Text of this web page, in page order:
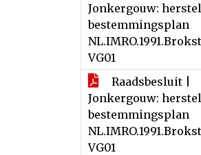
Jonkergouw:
bestemmingsplan
VG01
Raadsbesluit |
Jonkergouw:
bestemmingsplan
VG01